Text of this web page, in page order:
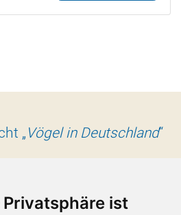
Privatsphäre ist
„ Vögel in Deutschland“
um das PDF der
Alternativ finden unter